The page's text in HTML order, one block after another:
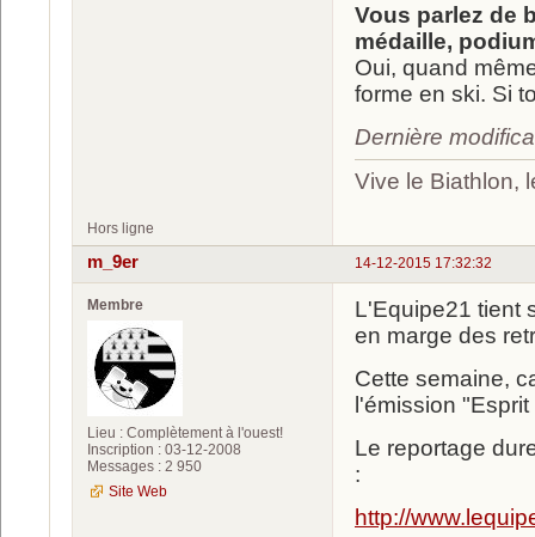
Vous parlez de
médaille,
Oui, quand
forme en ski. Si
Dernière
Vive le Biathlon,
Hors ligne
14-12-2015 17:32:32
m_9er
Membre
Lieu : Complètement à l'ouest!
Inscription : 03-12-2008
Messages : 2 950
Site Web
L'Equipe21 tient
en marge des
Cette semaine,
l'émission
Le reportage
:
http://